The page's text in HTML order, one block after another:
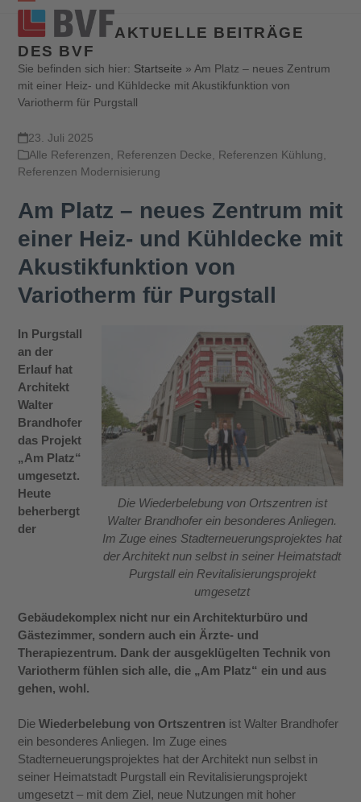
Open
mobile
menu
Close
mobile
menu
AKTUELLE BEITRÄGE
DES BVF
Sie befinden sich hier: Startseite »Am Platz – neues Zentrum
mit einer Heiz- und Kühldecke mit Akustikfunktion von
Variotherm für Purgstall
23. Juli 2025
Alle Referenzen
Referenzen Decke Referenzen Kühlung
Referenzen Modernisierung
Am Platz – neues Zentrum mit
einer Heiz- und Kühldecke mit
Akustikfunktion von
Variotherm für Purgstall
Die Wiederbelebung von Ortszentren ist
Walter Brandhofer ein besonderes Anliegen.
Im Zuge eines Stadterneuerungsprojektes hat
der Architekt nun selbst in seiner Heimatstadt
Purgstall ein Revitalisierungsprojekt
umgesetzt
In Purgstall
an der
Erlauf hat
Architekt
Walter
Brandhofer
das Projekt
„Am Platz“
umgesetzt.
Heute
beherbergt
der
Gebäudekomplex nicht nur ein Architekturbüro und
Gästezimmer, sondern auch ein Ärzte- und
Therapiezentrum. Dank der ausgeklügelten Technik von
Variotherm fühlen sich alle, die „Am Platz“ ein und aus
gehen, wohl.
DieWiederbelebung von Ortszentren ist Walter Brandhofer
ein besonderes Anliegen. Im Zuge eines
Stadterneuerungsprojektes hat der Architekt nun selbst in
seiner Heimatstadt Purgstall ein Revitalisierungsprojekt
umgesetzt – mit dem Ziel, neue Nutzungen mit hoher